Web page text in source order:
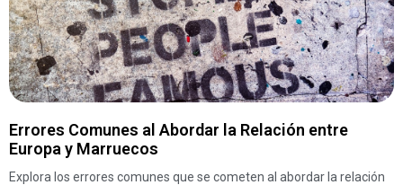
Errores Comunes al Abordar la Relación entre
Europa y Marruecos
Explora los errores comunes que se cometen al abordar la relación